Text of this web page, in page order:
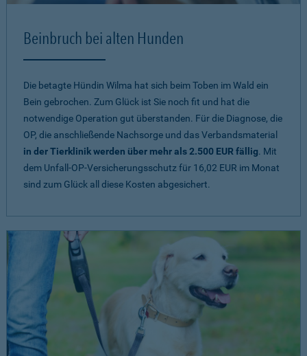
Beinbruch bei alten Hunden
Die betagte Hündin Wilma hat sich beim Toben im Wald ein
Bein gebrochen. Zum Glück ist Sie noch fit und hat die
notwendige Operation gut überstanden. Für die Diagnose, die
OP, die anschließende Nachsorge und das Verbandsmaterial
in der Tierklinik werden über mehr als 2.500 EUR fällig. Mit
dem Unfall-OP-Versicherungsschutz für 16,02 EUR im Monat
sind zum Glück all diese Kosten abgesichert.